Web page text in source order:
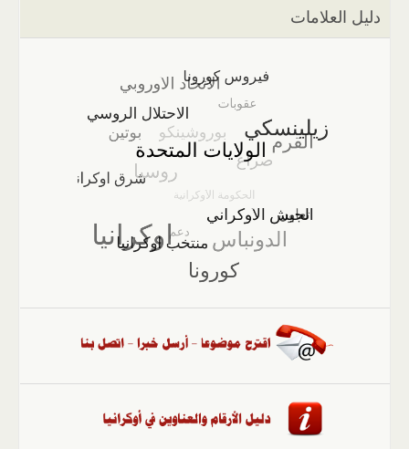
دليل العلامات